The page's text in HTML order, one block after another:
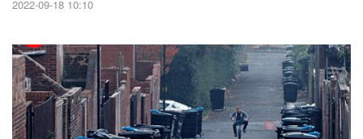
2022-09-18 10:10